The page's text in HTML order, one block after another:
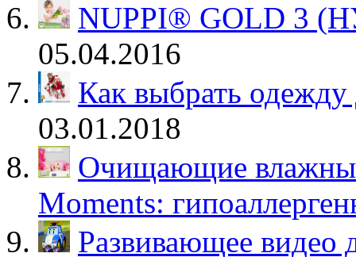
NUPPI® GOLD 3
05.04.2016
Как выбрать
03.01.2018
Очищающие
Moments:
Развивающее видео